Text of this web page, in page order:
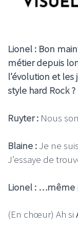
Lionel : Bon
métier depuis
l’évolution et
style hard Rock ?
Ruyter : Nous
Blaine : Je ne
J’essaye de
Lionel : …même
(En chœur) Ah si